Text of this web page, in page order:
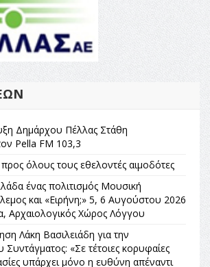
Δημάρχου Πέλλας Στάθη
Pella FM 103,3
όλους τους εθελοντές αιμοδότες
ένας πολιτισμός Μουσική
και «Ειρήνη;» 5, 6 Αυγούστου 2026
Αρχαιολογικός Χώρος Λόγγου
Λάκη Βασιλειάδη για την
«Σε τέτοιες κορυφαίες
υπάρχει μόνο η ευθύνη απέναντι